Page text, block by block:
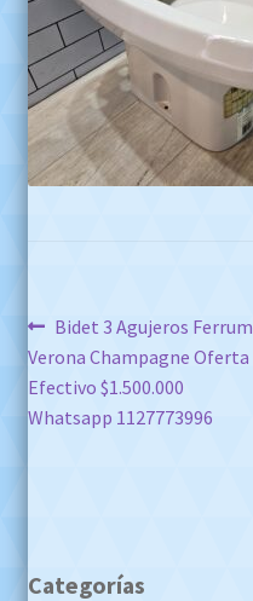
Navegación
de
entradas
Anterior:
Bidet 3 Agujeros Ferrum
Verona Champagne Oferta
Efectivo $1.500.000
Whatsapp 1127773996
Categorías